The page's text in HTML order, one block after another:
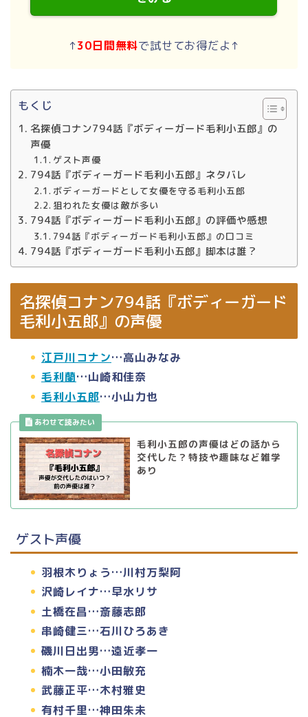
↑30日間無料で試せてお得だよ↑
もくじ
名探偵コナン794話『ボディーガード毛利小五郎』の
声優
ゲスト声優
794話『ボディーガード毛利小五郎』ネタバレ
ボディーガードとして女優を守る毛利小五郎
狙われた女優は敵が多い
794話『ボディーガード毛利小五郎』の評価や感想
794話『ボディーガード毛利小五郎』の口コミ
794話『ボディーガード毛利小五郎』脚本は誰？
名探偵コナン794話『ボディーガード
毛利小五郎』の声優
江戸川コナン…高山みなみ
毛利蘭…山崎和佳奈
毛利小五郎…小山力也
毛利小五郎の声優はどの話から
交代した？特技や趣味など雑学
あり
ゲスト声優
羽根木りょう…川村万梨阿
沢崎レイナ…早水リサ
土橋在昌…斎藤志郎
串崎健三…石川ひろあき
磯川日出男…遠近孝一
楠木一哉…小田敏充
武藤正平…木村雅史
有村千里…神田朱未